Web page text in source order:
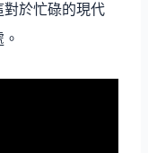
於忙碌的現代